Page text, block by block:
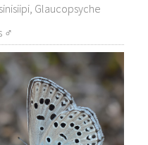
Glaucopsyche
♂